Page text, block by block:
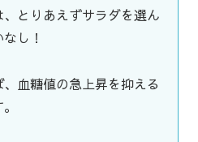
とりあえずサラダを選ん
し！
血糖値の急上昇を抑える